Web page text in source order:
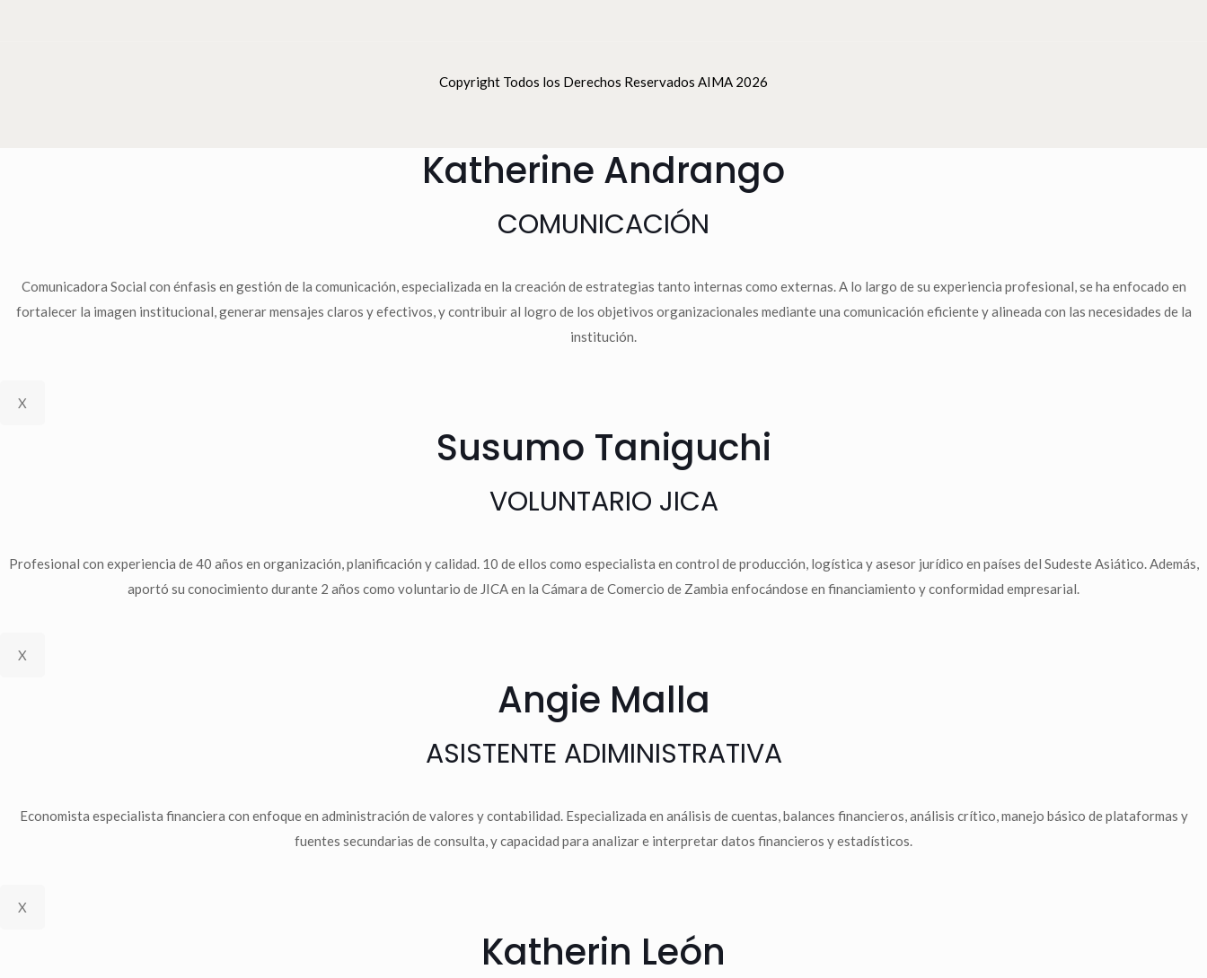
Copyright Todos los Derechos Reservados AIMA 2026
Katherine Andrango
COMUNICACIÓN
Comunicadora Social con énfasis en gestión de la comunicación, especializada en la creación de estrategias tanto internas como externas. A lo largo de su experiencia profesional, se ha enfocado en
fortalecer la imagen institucional, generar mensajes claros y efectivos, y contribuir al logro de los objetivos organizacionales mediante una comunicación eficiente y alineada con las necesidades de la
institución.
X
Susumo Taniguchi
VOLUNTARIO JICA
Profesional con experiencia de 40 años en organización, planificación y calidad. 10 de ellos como especialista en control de producción, logística y asesor jurídico en países del Sudeste Asiático. Además,
aportó su conocimiento durante 2 años como voluntario de JICA en la Cámara de Comercio de Zambia enfocándose en financiamiento y conformidad empresarial.
X
Angie Malla
ASISTENTE ADIMINISTRATIVA
Economista especialista financiera con enfoque en administración de valores y contabilidad. Especializada en análisis de cuentas, balances financieros, análisis crítico, manejo básico de plataformas y
fuentes secundarias de consulta, y capacidad para analizar e interpretar datos financieros y estadísticos.
X
Katherin León